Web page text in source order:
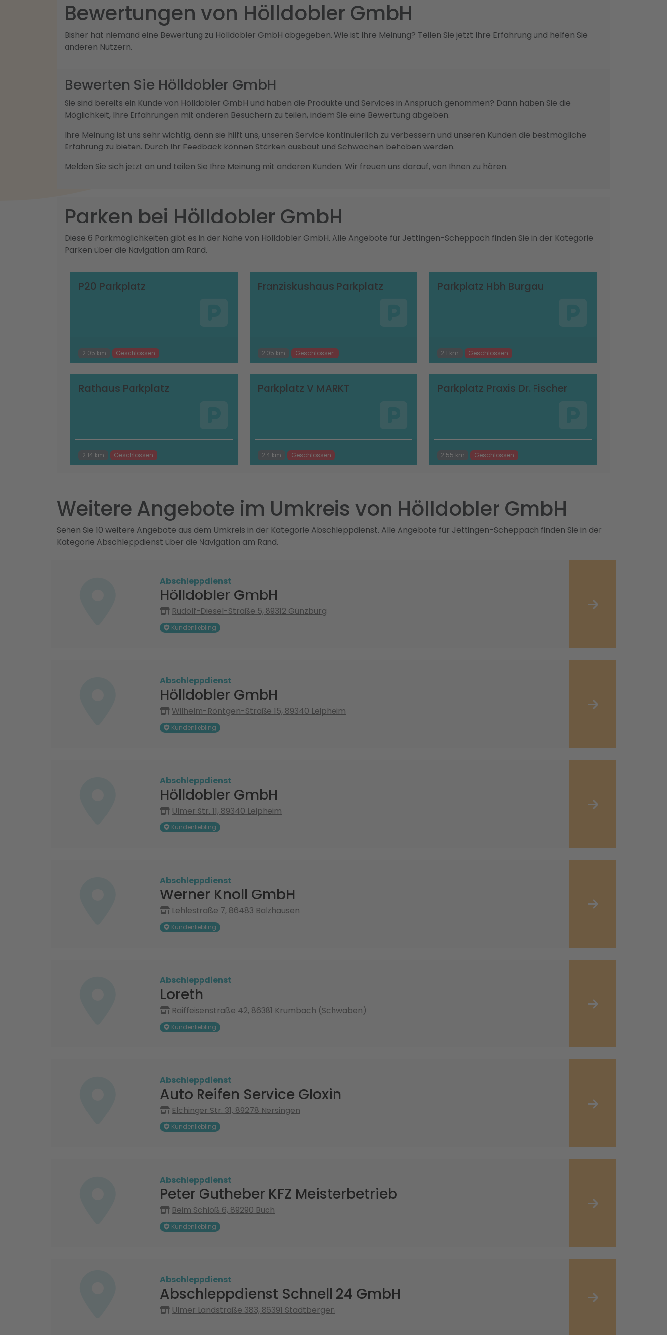
Bewertungen von Hölldobler GmbH
Bisher hat niemand eine Bewertung zu Hölldobler GmbH abgegeben. Wie ist Ihre Meinung? Teilen Sie jetzt Ihre Erfahrung und helfen Sie
anderen Nutzern.
Bewerten Sie Hölldobler GmbH
Sie sind bereits ein Kunde von Hölldobler GmbH und haben die Produkte und Services in Anspruch genommen? Dann haben Sie die
Möglichkeit, Ihre Erfahrungen mit anderen Besuchern zu teilen, indem Sie eine Bewertung abgeben.
Ihre Meinung ist uns sehr wichtig, denn sie hilft uns, unseren Service kontinuierlich zu verbessern und unseren Kunden die bestmögliche
Erfahrung zu bieten. Durch Ihr Feedback können Stärken ausbaut und Schwächen behoben werden.
Melden Sie sich jetzt an und teilen Sie Ihre Meinung mit anderen Kunden. Wir freuen uns darauf, von Ihnen zu hören.
Parken bei Hölldobler GmbH
Diese 6 Parkmöglichkeiten gibt es in der Nähe von Hölldobler GmbH. Alle Angebote für Jettingen-Scheppach finden Sie in der Kategorie
Parken über die Navigation am Rand.
P20 Parkplatz
2.05 km Geschlossen
Franziskushaus Parkplatz
2.05 km Geschlossen
Parkplatz Hbh Burgau
2.1 km Geschlossen
Rathaus Parkplatz
2.14 km Geschlossen
Parkplatz V MARKT
2.4 km Geschlossen
Parkplatz Praxis Dr. Fischer
2.55 km Geschlossen
Weitere Angebote im Umkreis von Hölldobler GmbH
Sehen Sie 10 weitere Angebote aus dem Umkreis in der Kategorie Abschleppdienst. Alle Angebote für Jettingen-Scheppach finden Sie in der
Kategorie Abschleppdienst über die Navigation am Rand.
Abschleppdienst
Hölldobler GmbH
Rudolf-Diesel-Straße 5, 89312 Günzburg
Kundenliebling
Abschleppdienst
Hölldobler GmbH
Wilhelm-Röntgen-Straße 15, 89340 Leipheim
Kundenliebling
Abschleppdienst
Hölldobler GmbH
Ulmer Str. 11, 89340 Leipheim
Kundenliebling
Abschleppdienst
Werner Knoll GmbH
Lehlestraße 7, 86483 Balzhausen
Kundenliebling
Abschleppdienst
Loreth
Raiffeisenstraße 42, 86381 Krumbach (Schwaben)
Kundenliebling
Abschleppdienst
Auto Reifen Service Gloxin
Elchinger Str. 31, 89278 Nersingen
Kundenliebling
Abschleppdienst
Peter Gutheber KFZ Meisterbetrieb
Beim Schloß 6, 89290 Buch
Kundenliebling
Abschleppdienst
Abschleppdienst Schnell 24 GmbH
Ulmer Landstraße 383, 86391 Stadtbergen